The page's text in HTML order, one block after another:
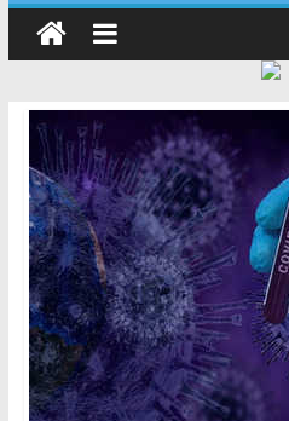
कारीगरों को किया सम्मानित
​धामी कैबिनेट का बड़ा फैसला: पशुपालकों को
हरिद्वार तक होगा विस्तार